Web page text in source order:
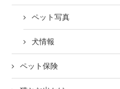
ペット写真
犬情報
ペット保険